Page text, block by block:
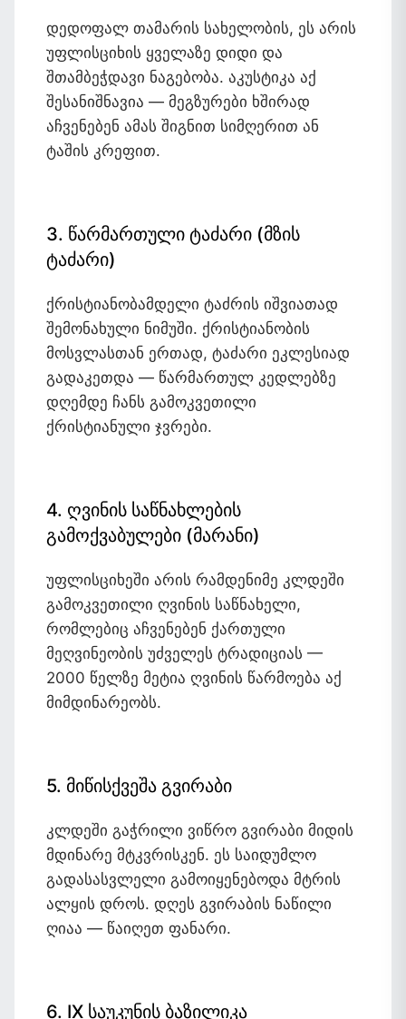
დედოფალ თამარის სახელობის, ეს არის
უფლისციხის ყველაზე დიდი და
შთამბეჭდავი ნაგებობა. აკუსტიკა აქ
შესანიშნავია — მეგზურები ხშირად
აჩვენებენ ამას შიგნით სიმღერით ან
ტაშის კრეფით.
3. წარმართული ტაძარი (მზის
ტაძარი)
ქრისტიანობამდელი ტაძრის იშვიათად
შემონახული ნიმუში. ქრისტიანობის
მოსვლასთან ერთად, ტაძარი ეკლესიად
გადაკეთდა — წარმართულ კედლებზე
დღემდე ჩანს გამოკვეთილი
ქრისტიანული ჯვრები.
4. ღვინის საწნახლების
გამოქვაბულები (მარანი)
უფლისციხეში არის რამდენიმე კლდეში
გამოკვეთილი ღვინის საწნახელი,
რომლებიც აჩვენებენ ქართული
მეღვინეობის უძველეს ტრადიციას —
2000 წელზე მეტია ღვინის წარმოება აქ
მიმდინარეობს.
5. მიწისქვეშა გვირაბი
კლდეში გაჭრილი ვიწრო გვირაბი მიდის
მდინარე მტკვრისკენ. ეს საიდუმლო
გადასასვლელი გამოიყენებოდა მტრის
ალყის დროს. დღეს გვირაბის ნაწილი
ღიაა — წაიღეთ ფანარი.
6. IX საუკუნის ბაზილიკა